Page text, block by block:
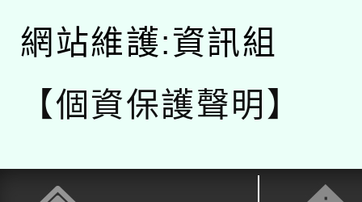
網站維護:資訊組
【個資保護聲明】